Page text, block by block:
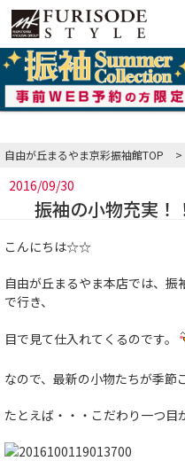
自由が丘まるやま京彩振袖館TOP >
2016/09/30
振袖の小物充実！
こんにちは☆☆
自由が丘まるやま本店では、
で行き、
目で見て仕入れてくるのです。
なので、最新の小物たちが季節
たとえば・・・こだわり一つ目